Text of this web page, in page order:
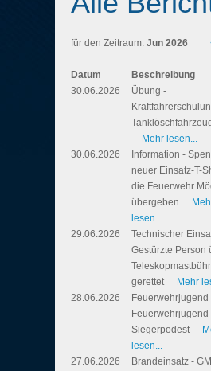
für den Zeitraum: Jun 2026
Datum
Beschreibung
30.06.2026
Übung -
Mehr lesen...
30.06.2026
Information -
neuer Einsatz-T-
die Feuerwehr
übergeben
lesen...
29.06.2026
Technischer
Gestürzte Person
gerettet
Mehr
28.06.2026
Feuerwehrjugend
Feuerwehrjugend
Siegerpodest
lesen...
27.06.2026
Brandeinsatz -